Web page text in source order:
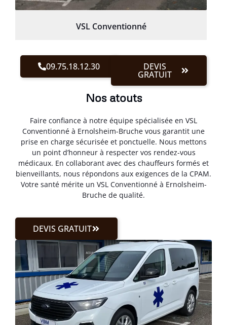
VSL Conventionné
09.75.18.12.30 DEVIS
GRATUIT
Nos atouts
Faire confiance à notre équipe spécialisée en VSL
Conventionné à Ernolsheim-Bruche vous garantit une
prise en charge sécurisée et ponctuelle. Nous mettons
un point d’honneur à respecter vos rendez-vous
médicaux. En collaborant avec des chauffeurs formés et
bienveillants, nous répondons aux exigences de la CPAM.
Votre santé mérite un VSL Conventionné à Ernolsheim-
Bruche de qualité.
DEVIS GRATUIT